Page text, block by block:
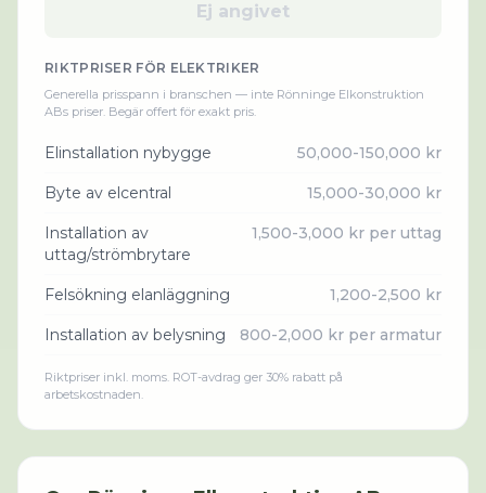
Ej angivet
RIKTPRISER FÖR ELEKTRIKER
Generella prisspann i branschen — inte Rönninge Elkonstruktion
ABs priser. Begär offert för exakt pris.
Elinstallation nybygge 50,000-150,000 kr
Byte av elcentral 15,000-30,000 kr
Installation av
uttag/strömbrytare
1,500-3,000 kr per uttag
Felsökning elanläggning 1,200-2,500 kr
Installation av belysning 800-2,000 kr per armatur
Riktpriser inkl. moms. ROT-avdrag ger 30% rabatt på
arbetskostnaden.